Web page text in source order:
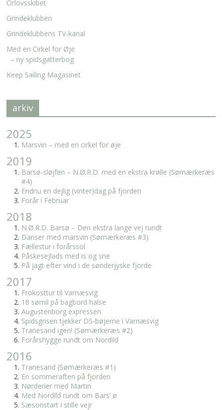
Orlovsskibet
Grindeklubben
Grindeklubbens TV-kanal
Med en Cirkel for Øje
– ny spidsgatterbog
Keep Sailing Magasinet
arkiv
2025
Marsvin – med en cirkel for øje
2019
Barsø-sløjfen – N.Ø.R.D. med en ekstra krølle (Sømærkeræs
#4)
Endnu en dejlig (vinter)dag på fjorden
Forår i Februar
2018
N.Ø.R.D. Barsø – Den ekstra lange vej rundt
Danser med marsvin (Sømærkeræs #3)
Fællestur i forårssol
Påskesejlads med is og sne
På jagt efter vind i de sønderjyske fjorde
2017
Frokosttur til Varnæsvig
18 sømil på bagbord halse
Augustenborg expressen
Spidsgrisen tjekker DS-bøjerne i Varnæsvig
Tranesand igen! (Sømærkeræs #2)
Forårshygge rundt om Nordild
2016
Tranesand (Sømærkeræs #1)
En sommeraften på fjorden
Nørderier med Martin
Med Nordild rundt om Bars’ ø
Sæsonstart i stille vejr